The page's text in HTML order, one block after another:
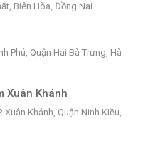
Biên Hòa, Đồng Nai
Phú, Quận Hai Bà Trưng, Hà
Xuân Khánh
Khánh, Quận Ninh Kiều,